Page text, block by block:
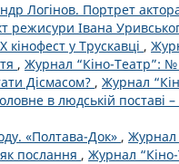
Логінов. Портрет
режисури Івана
кінофест у Трускавці ,
, Журнал “Кіно-Театр”: №
Дісмасом? , Журнал
в людській поставі –
«Полтава-Док» , Журнал
послання , Журнал